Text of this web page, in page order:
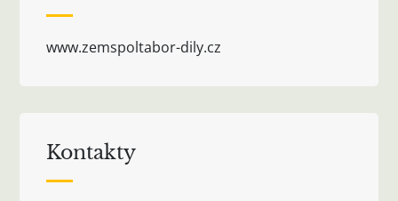
www.zemspoltabor-dily.cz
Kontakty